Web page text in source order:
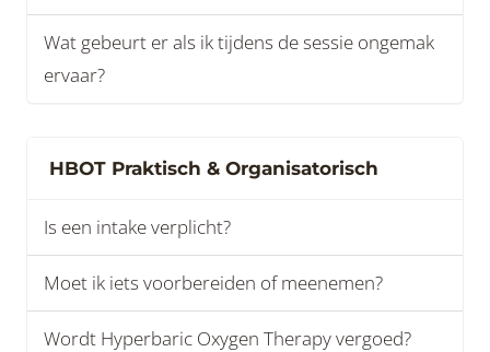
Wat gebeurt er als ik tijdens de sessie ongemak
ervaar?
HBOT Praktisch & Organisatorisch
Is een intake verplicht?
Moet ik iets voorbereiden of meenemen?
Wordt Hyperbaric Oxygen Therapy vergoed?